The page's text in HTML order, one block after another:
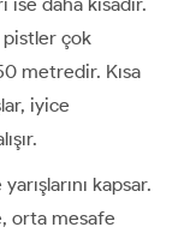
çok
metredir. Kısa
iyice
kapsar.
orta mesafe